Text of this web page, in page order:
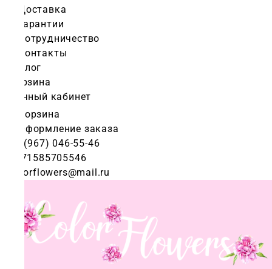
Доставка
Гарантии
Сотрудничество
Контакты
Блог
Корзина
Личный кабинет
Корзина
Оформление заказа
+7 (967) 046-55-46
+971585705546
colorflowers@mail.ru